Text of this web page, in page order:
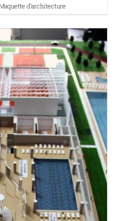
d’architecture